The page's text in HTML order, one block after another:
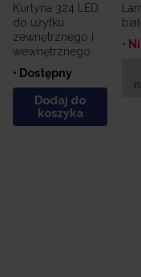
Kurtyna 324 LED
do użytku
zewnętrznego i
wewnętrznego
• Dostępny
Dodaj do
koszyka
•